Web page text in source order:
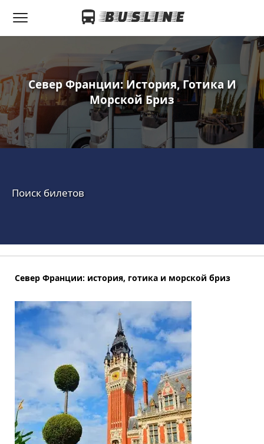
Север Франции: История, Готика И
Морской Бриз
Поиск билетов
Север Франции: история, готика и морской бриз